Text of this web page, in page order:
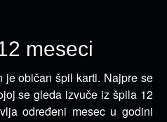
meseci
je običan špil karti. Najpre se
se gleda izvuče iz špila 12
određeni mesec u godini